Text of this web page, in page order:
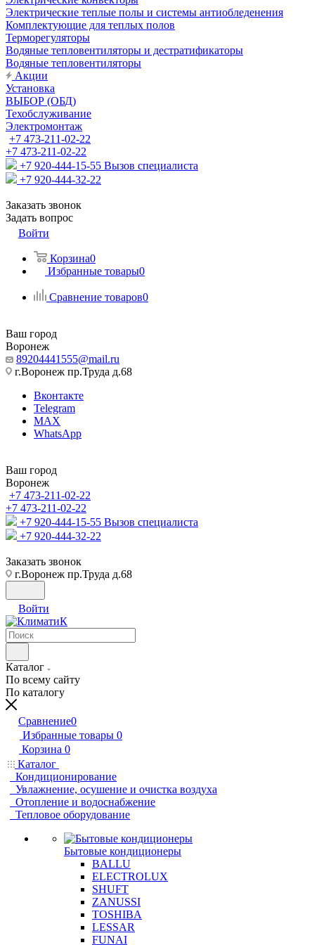
Электрические теплые полы и системы антиобледенения
Комплектующие для теплых полов
Терморегуляторы
Водяные тепловентиляторы и дестратификаторы
Водяные тепловентиляторы
Акции
Установка
ВЫБОР (ОБД)
Техобслуживание
Электромонтаж
+7 473-211-02-22
+7 473-211-02-22
+7 920-444-15-55 Вызов специалиста
+7 920-444-32-22
Заказать звонок
Задать вопрос
Войти
Корзина0
Избранные товары0
Сравнение товаров0
Ваш город
Воронеж
89204441555@mail.ru
г.Воронеж пр.Труда д.68
Вконтакте
Telegram
MAX
WhatsApp
Ваш город
Воронеж
+7 473-211-02-22
+7 473-211-02-22
+7 920-444-15-55 Вызов специалиста
+7 920-444-32-22
Заказать звонок
г.Воронеж пр.Труда д.68
Войти
Каталог
По всему сайту
По каталогу
Сравнение0
Избранные товары 0
Корзина 0
Каталог
Кондиционирование
Увлажнение, осушение и очистка воздуха
Отопление и водоснабжение
Тепловое оборудование
Бытовые кондиционеры
BALLU
ELECTROLUX
SHUFT
ZANUSSI
TOSHIBA
LESSAR
FUNAI